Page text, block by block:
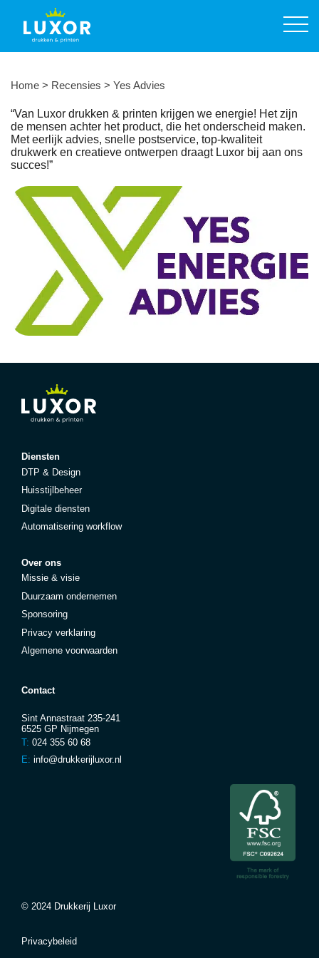
Prijslijst printservice
Producten
Over ons
Contact
Home > Recensies > Yes Advies
“Van Luxor drukken & printen krijgen we energie! Het zijn
de mensen achter het product, die het onderscheid maken.
Met eerlijk advies, snelle postservice, top-kwaliteit
drukwerk en creatieve ontwerpen draagt Luxor bij aan ons
succes!”
Diensten
DTP & Design
Huisstijlbeheer
Digitale diensten
Automatisering workflow
Over ons
Missie & visie
Duurzaam ondernemen
Sponsoring
Privacy verklaring
Algemene voorwaarden
Contact
Sint Annastraat 235-241
6525 GP Nijmegen
T: 024 355 60 68
E: info@drukkerijluxor.nl
© 2024 Drukkerij Luxor
Privacybeleid